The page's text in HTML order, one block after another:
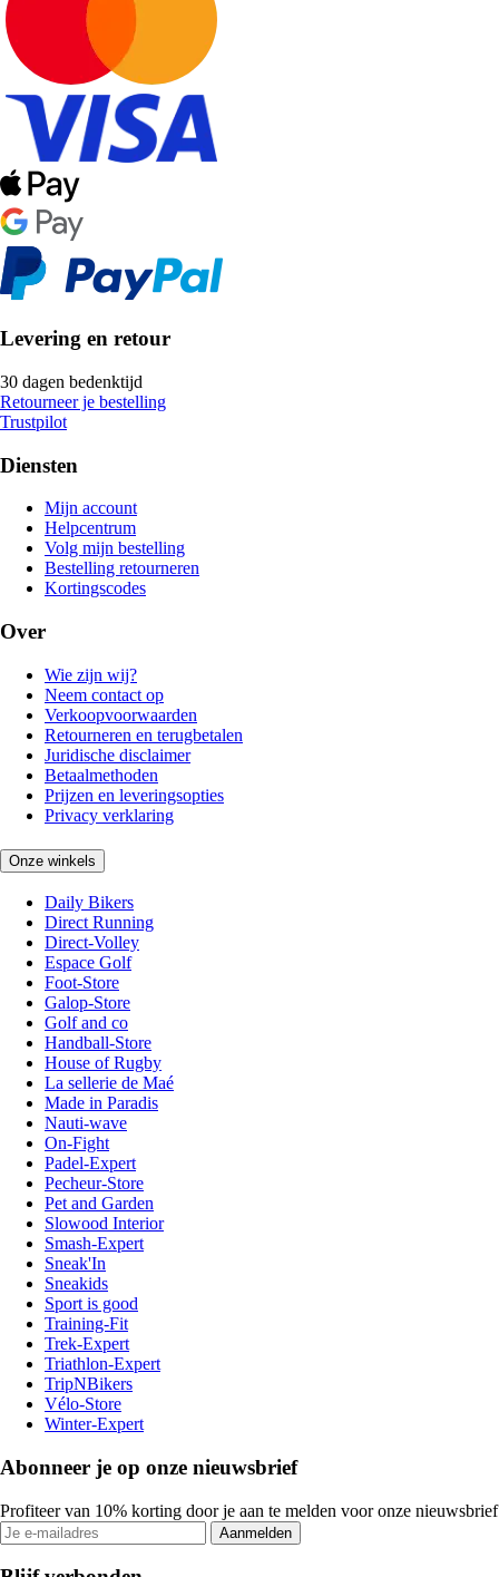
Levering en retour
30 dagen bedenktijd
Retourneer je bestelling
Trustpilot
Diensten
Mijn account
Helpcentrum
Volg mijn bestelling
Bestelling retourneren
Kortingscodes
Over
Wie zijn wij?
Neem contact op
Verkoopvoorwaarden
Retourneren en terugbetalen
Juridische disclaimer
Betaalmethoden
Prijzen en leveringsopties
Privacy verklaring
Onze winkels
Daily Bikers
Direct Running
Direct-Volley
Espace Golf
Foot-Store
Galop-Store
Golf and co
Handball-Store
House of Rugby
La sellerie de Maé
Made in Paradis
Nauti-wave
On-Fight
Padel-Expert
Pecheur-Store
Pet and Garden
Slowood Interior
Smash-Expert
Sneak'In
Sneakids
Sport is good
Training-Fit
Trek-Expert
Triathlon-Expert
TripNBikers
Vélo-Store
Winter-Expert
Abonneer je op onze nieuwsbrief
Profiteer van 10% korting door je aan te melden voor onze nieuwsbrief
Aanmelden